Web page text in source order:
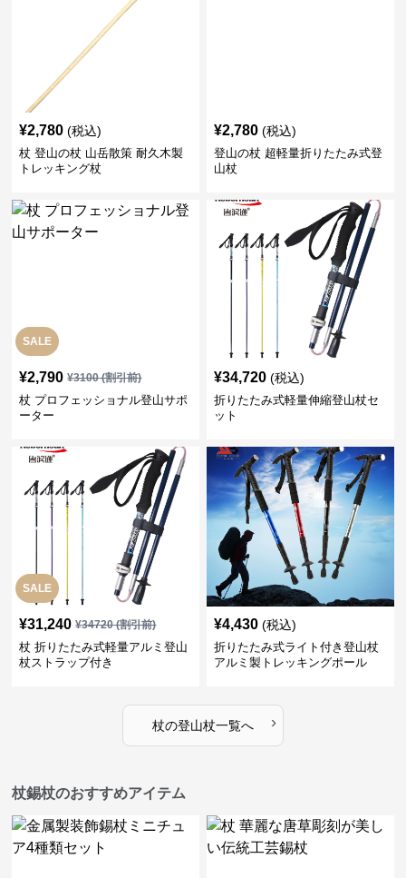
¥2,780 (税込)
杖 登山の杖 山岳散策 耐久木製
トレッキング杖
¥2,780 (税込)
登山の杖 超軽量折りたたみ式登
山杖
SALE
¥2,790 ¥3100(割引前)
杖 プロフェッショナル登山サポ
ーター
¥34,720 (税込)
折りたたみ式軽量伸縮登山杖セ
ット
SALE
¥31,240 ¥34720(割引前)
杖 折りたたみ式軽量アルミ登山
杖ストラップ付き
¥4,430 (税込)
折りたたみ式ライト付き登山杖
アルミ製トレッキングポール
杖の登山杖一覧へ ›
杖錫杖のおすすめアイテム